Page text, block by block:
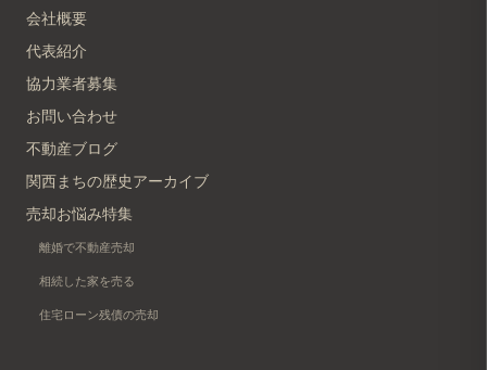
会社概要
代表紹介
協力業者募集
お問い合わせ
不動産ブログ
関西まちの歴史アーカイブ
売却お悩み特集
離婚で不動産売却
相続した家を売る
住宅ローン残債の売却